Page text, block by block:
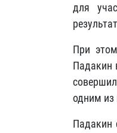
для
При
Падакин
одним из
Падакин